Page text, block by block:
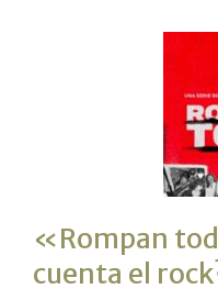
«Rompan
cuenta el